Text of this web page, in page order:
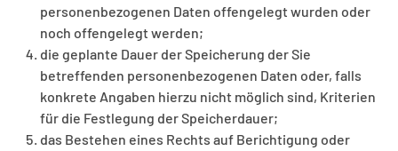
personenbezogenen Daten offengelegt wurden oder
noch offengelegt werden;
die geplante Dauer der Speicherung der Sie
betreffenden personenbezogenen Daten oder, falls
konkrete Angaben hierzu nicht möglich sind, Kriterien
für die Festlegung der Speicherdauer;
das Bestehen eines Rechts auf Berichtigung oder